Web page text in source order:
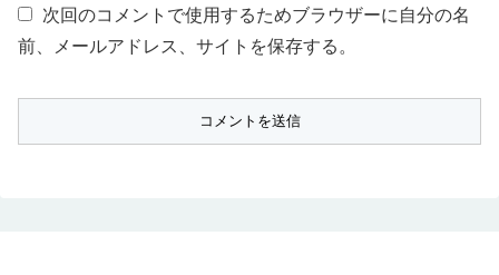
次回のコメントで使用するためブラウザーに自分の名
前、メールアドレス、サイトを保存する。